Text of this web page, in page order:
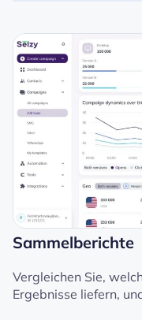
Sammelberichte
Vergleichen Sie,
Ergebnisse liefern,